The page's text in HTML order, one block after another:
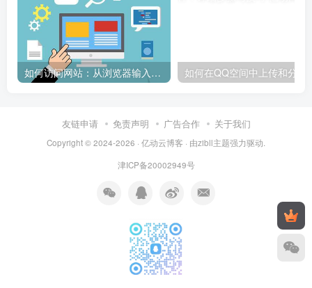
如何访问网站：从浏览器输入到页面加载的完整步骤详解
友链申请 免责声明 广告合作 关于我们
Copyright © 2024-2026 · 亿动云博客 · 由zibll主题强力驱动.
津ICP备20002949号